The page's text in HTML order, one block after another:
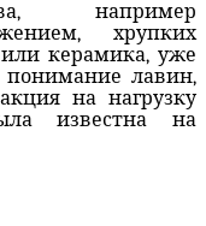
например
хрупких
керамика, уже
понимание лавин,
на нагрузку
известна на